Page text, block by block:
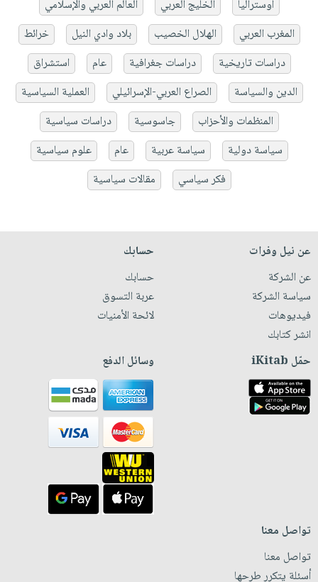
أوستراليا
الخليج العربي
العالم العربي والإسلامي
المغرب العربي
الهلال الخصيب بلاد وادي النيل
خرائط
دراسات تاريخية
دراسات جغرافية عام
استشراق
الدين والسياسة
الصراع العربي-الإسرائيلي
العملية السياسية
المنظمات والأحزاب
جاسوسية
دراسات سياسية
سياسة دولية
سياسة عربية عام
علوم سياسية
فكر سياسي
مقالات سياسية
عن نيل وفرات
عن الشركة
سياسة الشركة
فيديوهات
انشر كتابك
حسابك
حسابك
عربة التسوق
لائحة الأمنيات
حمّل iKitab وسائل الدفع
تواصل معنا
تواصل معنا
أسئلة يتكرر طرحها